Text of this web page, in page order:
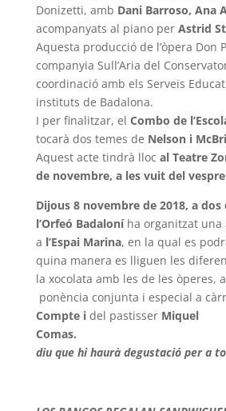
Donizetti, amb Dani Barroso, Ana
acompanyats al piano per Astrid
Aquesta producció de l’òpera Don
companyia Sull’Aria del
coordinació amb els Serveis
instituts de Badalona.
I per finalitzar, el Combo de
tocarà dos temes de Nelson i
Aquest acte tindrà lloc al Teatre
de novembre, a les vuit del
Dijous 8 novembre de 2018, a
l’Orfeó Badaloní ha organitzat
a l’Espai Marina, en la qual es
quina manera es lliguen les
la xocolata amb les de les òperes,
ponència conjunta i especial a
Compte idel pastisser Miquel
diu que hi haurà degustació per a